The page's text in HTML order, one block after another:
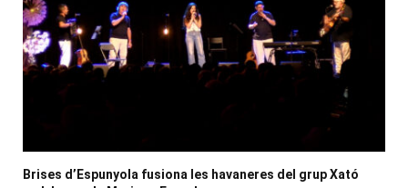
Brises d’Espunyola fusiona les havaneres del grup Xató